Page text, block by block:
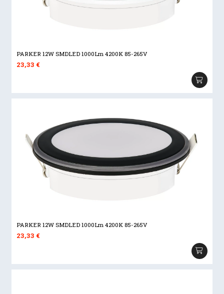
PARKER 12W SMDLED 1000Lm 4200K 85-265V
23,33€
PARKER 12W SMDLED 1000Lm 4200K 85-265V
23,33€